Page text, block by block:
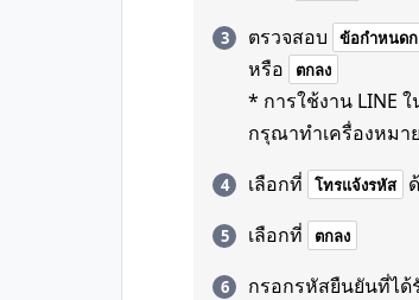
ตรวจสอบ ข้อกำหนดก
หรือ ตกลง
* การใช้งาน LINE
กรุณาทำเครื่องหมา
เลือกที่
โทรแจ้งรหัส
เลือกที่ ตกลง
กรอกรหัสยืนยันที่ได้